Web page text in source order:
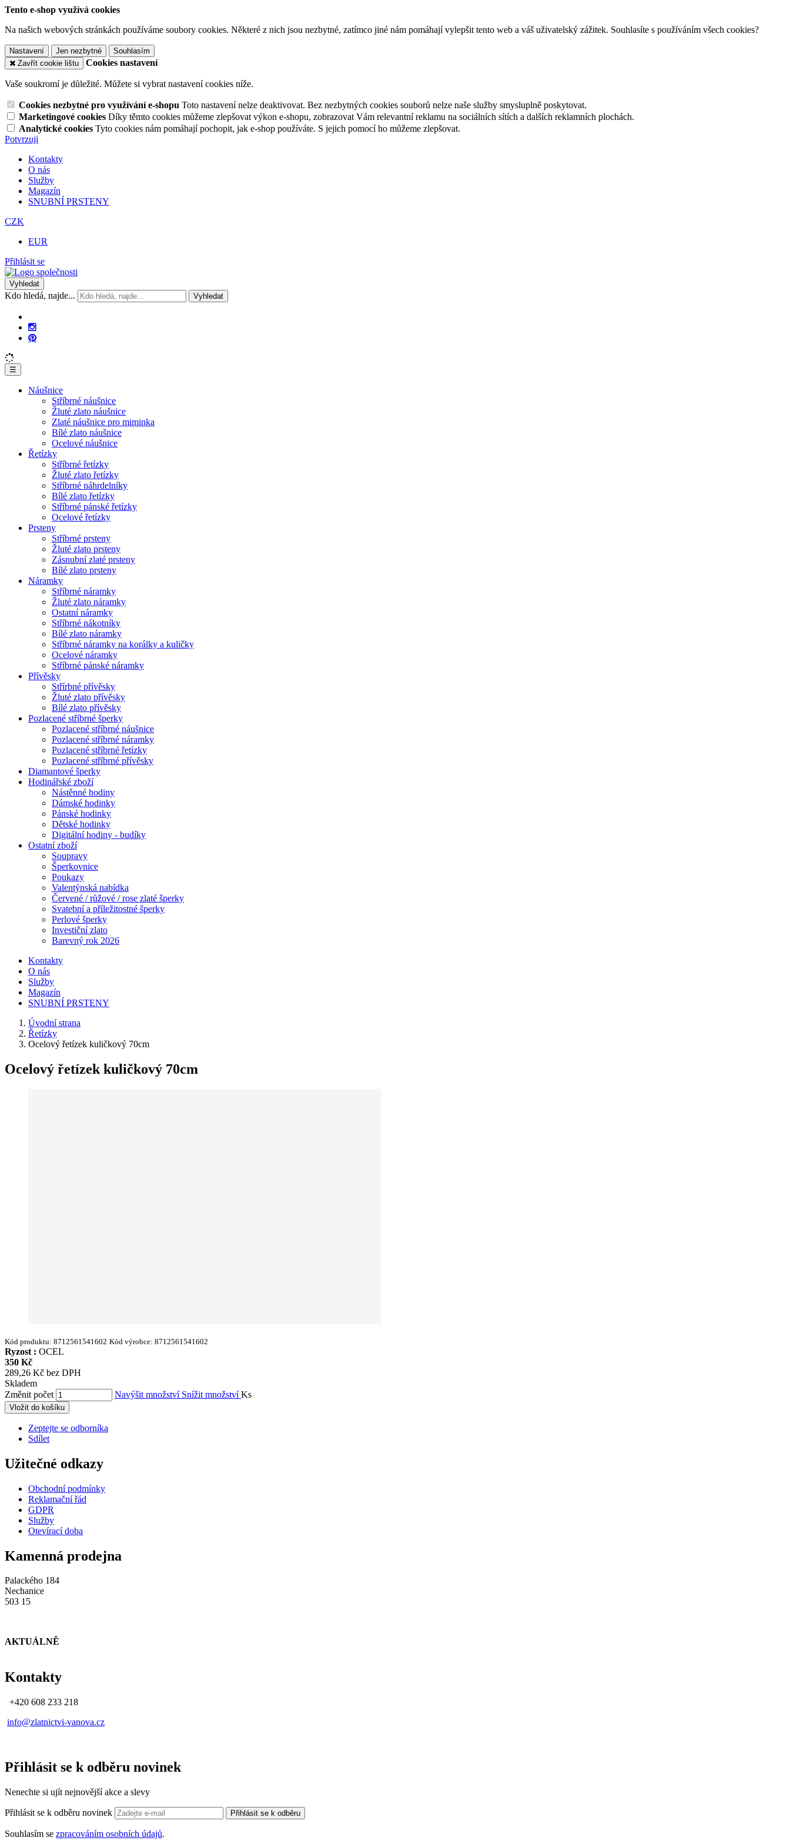
Tento e-shop využívá cookies
Na našich webových stránkách používáme soubory cookies. Některé z nich jsou nezbytné, zatímco jiné nám pomáhají vylepšit tento web a váš uživatelský zážitek. Souhlasíte s používáním všech cookies?
Nastavení Jen nezbytné
Souhlasím
Zavřít cookie lištu
Cookies nastavení
Vaše soukromí je důležité. Můžete si vybrat nastavení cookies níže.
Cookies nezbytné pro využívání e-shopu Toto nastavení nelze deaktivovat. Bez nezbytných cookies souborů nelze naše služby smysluplně poskytovat.
Marketingové cookies Díky těmto cookies můžeme zlepšovat výkon e-shopu, zobrazovat Vám relevantní reklamu na sociálních sítích a dalších reklamních plochách.
Analytické cookies Tyto cookies nám pomáhají pochopit, jak e-shop používáte. S jejich pomocí ho můžeme zlepšovat.
Potvrzuji
Kontakty
O nás
Služby
Magazín
SNUBNÍ PRSTENY
CZK
EUR
Přihlásit se
Vyhledat
Kdo hledá, najde... Vyhledat
☰
Náušnice
Stříbrné náušnice
Žluté zlato náušnice
Zlaté náušnice pro miminka
Bílé zlato náušnice
Ocelové náušnice
Řetízky
Stříbrné řetízky
Žluté zlato řetízky
Stříbrné náhrdelníky
Bílé zlato řetízky
Stříbrné pánské řetízky
Ocelové řetízky
Prsteny
Stříbrné prsteny
Žluté zlato prsteny
Zásnubní zlaté prsteny
Bílé zlato prsteny
Náramky
Stříbrné náramky
Žluté zlato náramky
Ostatní náramky
Stříbrné nákotníky
Bílé zlato náramky
Stříbrné náramky na korálky a kuličky
Ocelové náramky
Stříbrné pánské náramky
Přívěsky
Střírbné přívěsky
Žluté zlato přívěsky
Bílé zlato přívěsky
Pozlacené stříbrné šperky
Pozlacené stříbrné náušnice
Pozlacené stříbrné náramky
Pozlacené stříbrné řetízky
Pozlacené stříbrné přívěsky
Diamantové šperky
Hodinářské zboží
Nástěnné hodiny
Dámské hodinky
Pánské hodinky
Dětské hodinky
Digitální hodiny - budíky
Ostatní zboží
Soupravy
Šperkovnice
Poukazy
Valentýnská nabídka
Červené / růžové / rose zlaté šperky
Svatební a příležitostné šperky
Perlové šperky
Investiční zlato
Barevný rok 2026
Kontakty
O nás
Služby
Magazín
SNUBNÍ PRSTENY
Úvodní strana
Řetízky
Ocelový řetízek kuličkový 70cm
Ocelový řetízek kuličkový 70cm
Kód produktu: 8712561541602 Kód výrobce: 8712561541602
Ryzost : OCEL
350 Kč
289,26 Kč bez DPH
Skladem
Změnit počet
Navýšit množství Snížit množstvíKs
Vložit do košíku
Zeptejte se odborníka
Sdílet
Užitečné odkazy
Obchodní podmínky
Reklamační řád
GDPR
Služby
Otevírací doba
Kamenná prodejna
Palackého 184
Nechanice
503 15
AKTUÁLNĚ
Kontakty
+420 608 233 218
info@zlatnictvi-vanova.cz
Přihlásit se k odběru novinek
Nenechte si ujít nejnovější akce a slevy
Přihlásit se k odběru novinek Přihlásit se k odběru
Souhlasím se zpracováním osobních údajů.